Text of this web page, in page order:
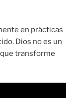
en prácticas
Dios no es un
transforme